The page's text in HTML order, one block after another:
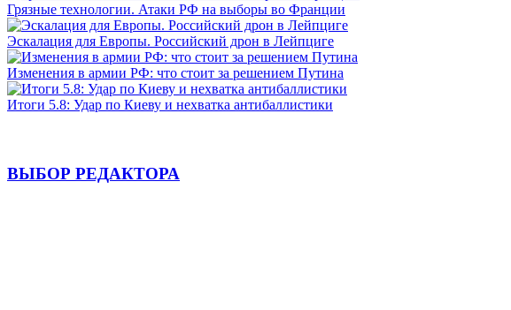
Грязные технологии. Атаки РФ на выборы во Франции
Эскалация для Европы. Российский дрон в Лейпциге
Изменения в армии РФ: что стоит за решением Путина
Итоги 5.8: Удар по Киеву и нехватка антибаллистики
ВЫБОР РЕДАКТОРА